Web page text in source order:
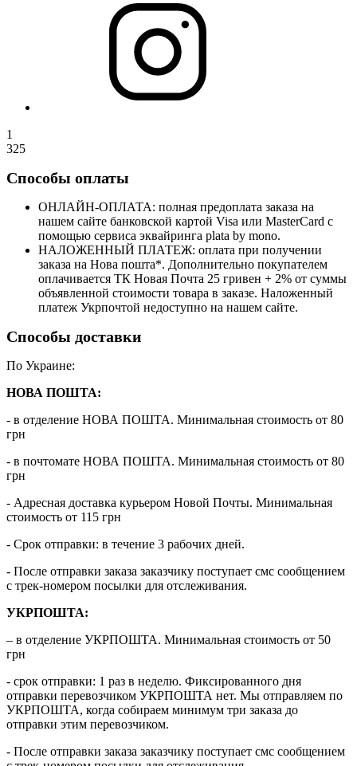
1
325
Способы оплаты
ОНЛАЙН-ОПЛАТА: полная предоплата заказа на
нашем сайте банковской картой Visa или MasterCard с
помощью сервиса эквайринга plata by mono.
НАЛОЖЕННЫЙ ПЛАТЕЖ: оплата при получении
заказа на Нова пошта*. Дополнительно покупателем
оплачивается ТК Новая Почта 25 гривен + 2% от суммы
объявленной стоимости товара в заказе. Наложенный
платеж Укрпочтой недоступно на нашем сайте.
Способы доставки
По Украине:
НОВА ПОШТА:
- в отделение НОВА ПОШТА. Минимальная стоимость от 80
грн
- в почтомате НОВА ПОШТА. Минимальная стоимость от 80
грн
- Адресная доставка курьером Новой Почты. Минимальная
стоимость от 115 грн
- Срок отправки: в течение 3 рабочих дней.
- После отправки заказа заказчику поступает смс сообщением
с трек-номером посылки для отслеживания.
УКРПОШТА:
– в отделение УКРПОШТА. Минимальная стоимость от 50
грн
- срок отправки: 1 раз в неделю. Фиксированного дня
отправки перевозчиком УКРПОШТА нет. Мы отправляем по
УКРПОШТА, когда собираем минимум три заказа до
отправки этим перевозчиком.
- После отправки заказа заказчику поступает смс сообщением